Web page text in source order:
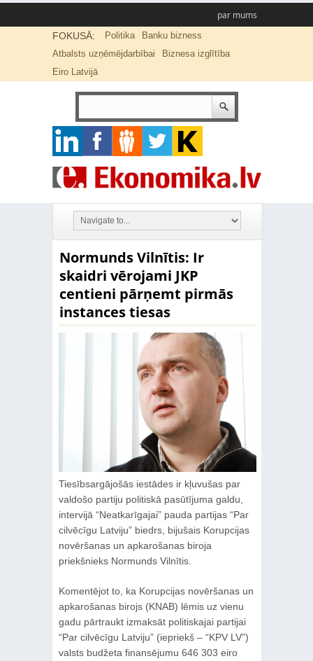
par mums
FOKUSĀ: Politika
Banku bizness
Atbalsts uzņēmējdarbībai
Biznesa izglītība
Eiro Latvijā
Normunds Vilnītis: Ir
skaidri vērojami JKP
centieni pārņemt pirmās
instances tiesas
Tiesībsargājošās iestādes ir kļuvušas par
valdošo partiju politiskā pasūtījuma galdu,
intervijā “Neatkarīgajai” pauda partijas “Par
cilvēcīgu Latviju” biedrs, bijušais Korupcijas
novēršanas un apkarošanas biroja
priekšnieks Normunds Vilnītis.
Komentējot to, ka Korupcijas novēršanas un
apkarošanas birojs (KNAB) lēmis uz vienu
gadu pārtraukt izmaksāt politiskajai partijai
“Par cilvēcīgu Latviju” (iepriekš – “KPV LV”)
valsts budžeta finansējumu 646 303 eiro